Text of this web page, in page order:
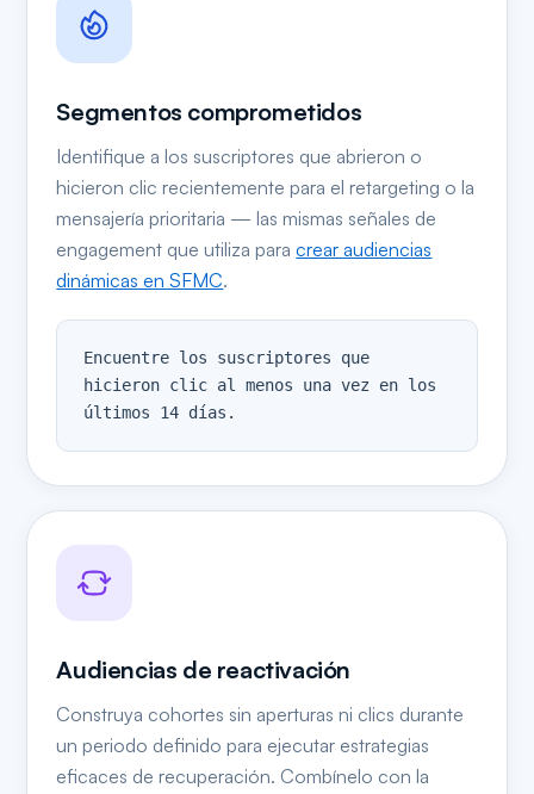
Segmentos comprometidos
Identifique a los suscriptores que abrieron o
hicieron clic recientemente para el retargeting o la
mensajería prioritaria — las mismas señales de
engagement que utiliza paracrear audiencias
dinámicas en SFMC.
Encuentre los suscriptores que
hicieron clic al menos una vez en los
últimos 14 días.
Audiencias de reactivación
Construya cohortes sin aperturas ni clics durante
un periodo definido para ejecutar estrategias
eficaces de recuperación. Combínelo con la